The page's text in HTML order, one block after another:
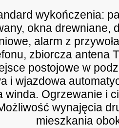
wykończenia:
okna drewniane,
alarm z
zbiorcza antena
postojowe w
i wjazdowa
winda. Ogrzewanie i
wynajęcia
mieszkania